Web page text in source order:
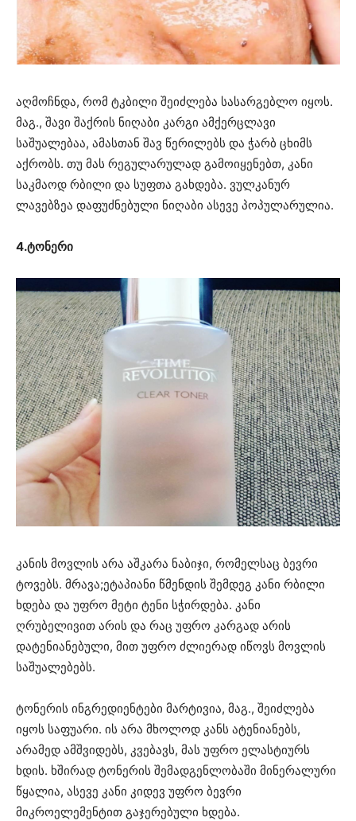
აღმოჩნდა, რომ ტკბილი შეიძლება სასარგებლო იყოს.
მაგ., შავი შაქრის ნიღაბი კარგი ამქერცლავი
საშუალებაა, ამასთან შავ წერილებს და ჭარბ ცხიმს
აქრობს. თუ მას რეგულარულად გამოიყენებთ, კანი
საკმაოდ რბილი და სუფთა გახდება. ვულკანურ
ლავებზეა დაფუძნებული ნიღაბი ასევე პოპულარულია.
4.ტონერი
კანის მოვლის არა აშკარა ნაბიჯი, რომელსაც ბევრი
ტოვებს. მრავა;ეტაპიანი წმენდის შემდეგ კანი რბილი
ხდება და უფრო მეტი ტენი სჭირდება. კანი
ღრუბელივით არის და რაც უფრო კარგად არის
დატენიანებული, მით უფრო ძლიერად იწოვს მოვლის
საშუალებებს.
ტონერის ინგრედიენტები მარტივია, მაგ., შეიძლება
იყოს საფუარი. ის არა მხოლოდ კანს ატენიანებს,
არამედ ამშვიდებს, კვებავს, მას უფრო ელასტიურს
ხდის. ხშირად ტონერის შემადგენლობაში მინერალური
წყალია, ასევე კანი კიდევ უფრო ბევრი
მიკროელემენტით გაჯერებული ხდება.